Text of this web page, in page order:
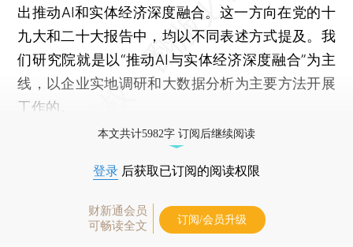
出推动AI和实体经济深度融合。这一方向在党的十
九大和二十大报告中，均以不同表述方式提及。我
们研究院就是以“推动AI与实体经济深度融合”为主
线，以企业实地调研和大数据分析为主要方法开展
工作的。
本文共计5982字 订阅后继续阅读
登录 后获取已订阅的阅读权限
财新通会员
可畅读全文
订阅/会员升级